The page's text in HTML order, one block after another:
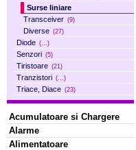
Surse liniare
Transceiver (9)
Diverse (27)
Diode (...)
Senzori (5)
Tiristoare (21)
Tranzistori (...)
Triace, Diace (23)
Acumulatoare si Chargere
Alarme
Alimentatoare